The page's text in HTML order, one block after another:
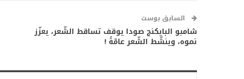
السابق بوست
شامبو البايكنج صودا يوقف تساقط الشّعر، يعزّز
نموه، وينشّط الشّعر عامّةً !